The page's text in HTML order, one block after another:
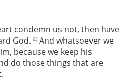
condemn us not, then have
God. 22 And whatsoever we
because we keep his
do those things that are